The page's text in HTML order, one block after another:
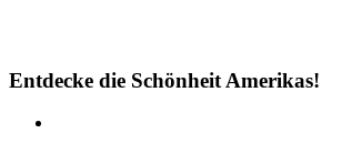
Entdecke die Schönheit Amerikas!